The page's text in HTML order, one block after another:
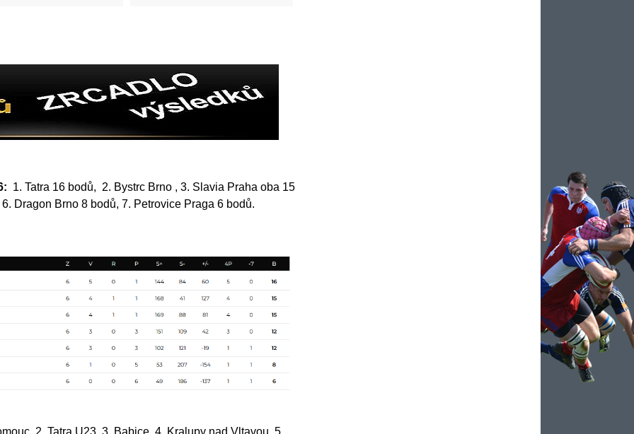
1. Tatra 16 bodů, 2. Bystrc Brno , 3. Slavia Praha oba 15
Dragon Brno 8 bodů, 7. Petrovice Praga 6 bodů.